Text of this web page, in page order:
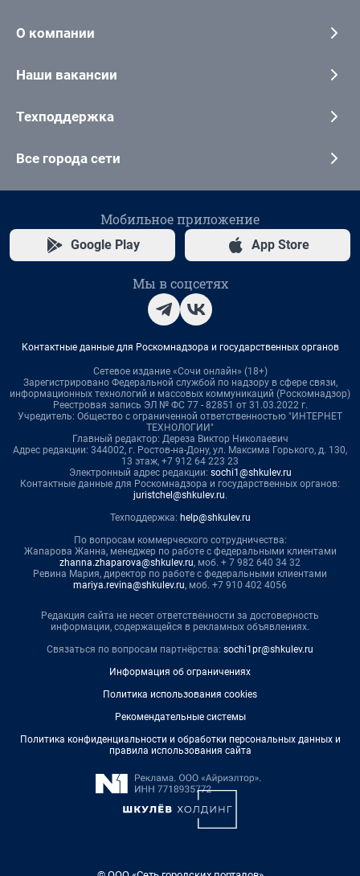
О компании
Наши вакансии
Техподдержка
Все города сети
Мобильное приложение
Google Play App Store
Мы в соцсетях
Контактные данные для Роскомнадзора и государственных органов
Сетевое издание «Сочи онлайн» (18+)
Зарегистрировано Федеральной службой по надзору в сфере связи,
информационных технологий и массовых коммуникаций (Роскомнадзор)
Реестровая запись ЭЛ № ФС 77 - 82851 от 31.03.2022 г.
Учредитель: Общество с ограниченной ответственностью "ИНТЕРНЕТ
ТЕХНОЛОГИИ"
Главный редактор: Дереза Виктор Николаевич
Адрес редакции: 344002, г. Ростов-на-Дону, ул. Максима Горького, д. 130,
13 этаж, +7 912 64 223 23
Электронный адрес редакции: sochi1@shkulev.ru
Контактные данные для Роскомнадзора и государственных органов:
juristchel@shkulev.ru.
Техподдержка: help@shkulev.ru
По вопросам коммерческого сотрудничества:
Жапарова Жанна, менеджер по работе с федеральными клиентами
zhanna.zhaparova@shkulev.ru, моб. + 7 982 640 34 32
Ревина Мария, директор по работе с федеральными клиентами
mariya.revina@shkulev.ru, моб. +7 910 402 4056
Редакция сайта не несет ответственности за достоверность
информации, содержащейся в рекламных объявлениях.
Связаться по вопросам партнёрства: sochi1pr@shkulev.ru
Информация об ограничениях
Политика использования cookies
Рекомендательные системы
Политика конфиденциальности и обработки персональных данных и
правила использования сайта